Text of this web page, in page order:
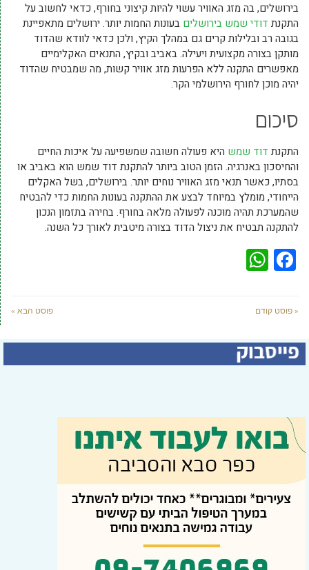
בירושלים, בה מזג האוויר עשוי להיות קיצוני בחורף, כדאי לחשוב על
התקנת דודי שמש בירושלים בעונות החמות יותר. ירושלים מתאפיינת
בגובה רב ובלילות קרים גם במהלך הקיץ, ולכן כדאי לוודא שהדוד
מותקן בצורה מקצועית ויעילה. באביב ובקיץ, התנאים האקלימיים
מאפשרים התקנה ללא הפרעות מזג אוויר קשות, מה שמבטיח שהדוד
יהיה מוכן לחורף הירושלמי הקר.
סיכום
התקנת דוד שמש היא פעולה חשובה שמשפיעה על איכות החיים
והחיסכון באנרגיה. הזמן הטוב ביותר להתקנת דוד שמש הוא באביב או
בסתיו, כאשר תנאי מזג האוויר נוחים יותר. בירושלים, בשל האקלים
הייחודי, מומלץ במיוחד לבצע את ההתקנה בעונות החמות כדי להבטיח
שהמערכת תהיה מוכנה לפעולה מלאה בחורף. בחירה בתזמון הנכון
להתקנה תבטיח את ניצול הדוד בצורה מיטבית לאורך כל השנה.
Facebook
« פוסט קודם פוסט הבא »